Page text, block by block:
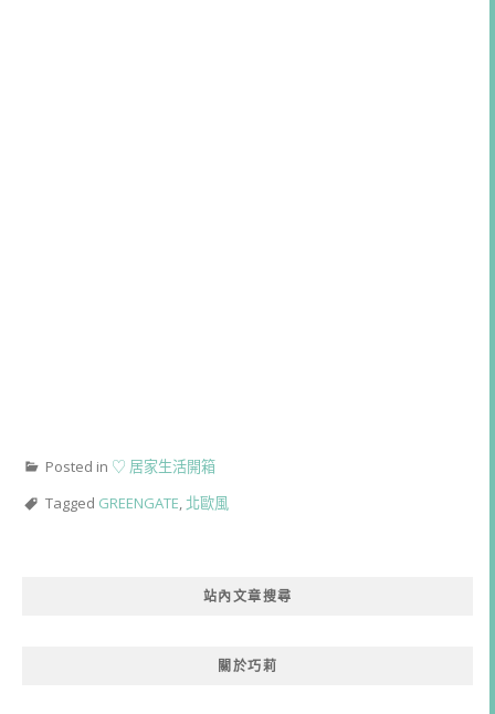
Posted in ♡ 居家生活開箱
Tagged GREENGATE, 北歐風
站內文章搜尋
關於巧莉